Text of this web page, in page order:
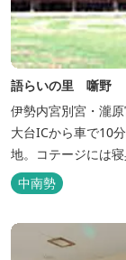
語らいの里 噺野
伊勢内宮別宮・瀧
大台ICから車で10
地。コテージには
わず楽しめます。
能なシャワールー
す。施設内には噺
用いただけます(１
中南勢